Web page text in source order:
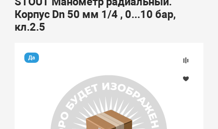
Корпус Dn 50 мм 1/4 , 0...10 бар,
кл.2.5
Да